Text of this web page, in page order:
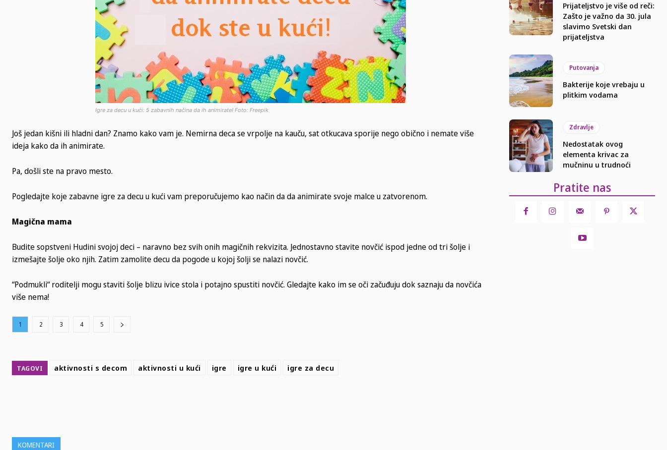
Igre za decu u kući: 5 zabavnih načina da ih animirate! Foto: Freepik
Još jedan kišni ili hladni dan? Znamo kako vam je. Nemirna deca se vrpolje na kauču, sat otkucava sporije nego obično i nemate više
ideja kako da ih animirate.
Pa, došli ste na pravo mesto.
Pogledajte koje zabavne igre za decu u kući vam preporučujemo kao način da da animirate svoje malce u zatvorenom.
Magična mama
Budite sopstveni Hudini svojoj deci – naravno bez svih onih magičnih rekvizita. Jednostavno stavite novčić ispod jedne od tri šolje i
izmešajte šolje oko njih. Zatim zamolite decu da pogode u kojoj šolji se nalazi novčić.
“Podmukli“ roditelji mogu staviti šolje blizu ivice stola i potajno spustiti novčić. Gledajte kako im se oči začuđuju dok saznaju da novčića
više nema!
1 2 3 4 5
TAGOVI aktivnosti s decom aktivnosti u kući igre igre u kući igre za decu
Prijateljstvo je više od reči:
Zašto je važno da 30. jula
slavimo Svetski dan
prijateljstva
Putovanja
Bakterije koje vrebaju u
plitkim vodama
Zdravlje
Nedostatak ovog
elementa krivac za
mučninu u trudnoći
Pratite nas
KOMENTARI